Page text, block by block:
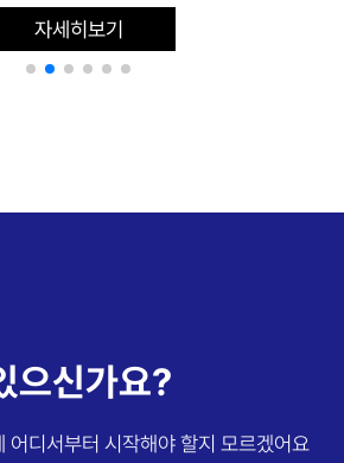
자세히보기
으신가요?
어디서부터 시작해야 할지 모르겠어요